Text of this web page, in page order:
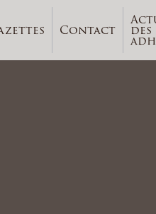
Contact des